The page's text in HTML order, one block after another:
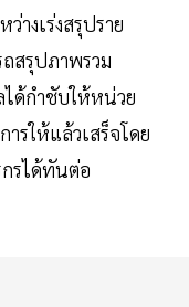
างเร่งสรุปราย
ถสรุปภาพรวม
ด้กำชับให้หน่วย
ารให้แล้วเสร็จโดย
กรได้ทันต่อ